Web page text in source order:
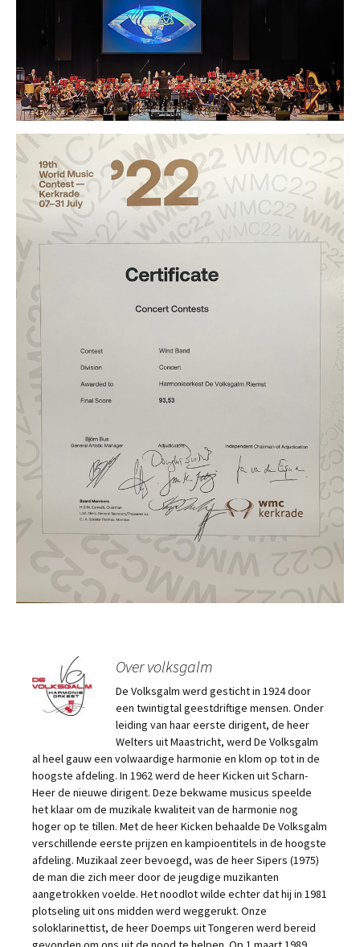
Over volksgalm
De Volksgalm werd gesticht in 1924 door
een twintigtal geestdriftige mensen. Onder
leiding van haar eerste dirigent, de heer
Welters uit Maastricht, werd De Volksgalm
al heel gauw een volwaardige harmonie en klom op tot in de
hoogste afdeling. In 1962 werd de heer Kicken uit Scharn-
Heer de nieuwe dirigent. Deze bekwame musicus speelde
het klaar om de muzikale kwaliteit van de harmonie nog
hoger op te tillen. Met de heer Kicken behaalde De Volksgalm
verschillende eerste prijzen en kampioentitels in de hoogste
afdeling. Muzikaal zeer bevoegd, was de heer Sipers (1975)
de man die zich meer door de jeugdige muzikanten
aangetrokken voelde. Het noodlot wilde echter dat hij in 1981
plotseling uit ons midden werd weggerukt. Onze
soloklarinettist, de heer Doemps uit Tongeren werd bereid